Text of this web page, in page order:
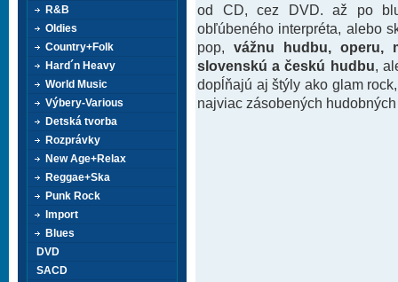
od CD, cez DVD. až po
obľúbeného interpréta, alebo
pop, vážnu hudbu, operu,
slovenskú a českú hudbu ,
dopĺňajú aj štýly ako glam
najviac zásobených
R&B
Oldies
Country+Folk
Hard´n Heavy
World Music
Výbery-Various
Detská tvorba
Rozprávky
New Age+Relax
Reggae+Ska
Punk Rock
Import
Blues
DVD
SACD